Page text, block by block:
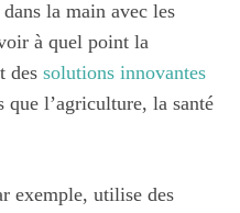
la main avec les
à quel point la
des solutions innovantes
que l’agriculture, la santé
exemple, utilise des